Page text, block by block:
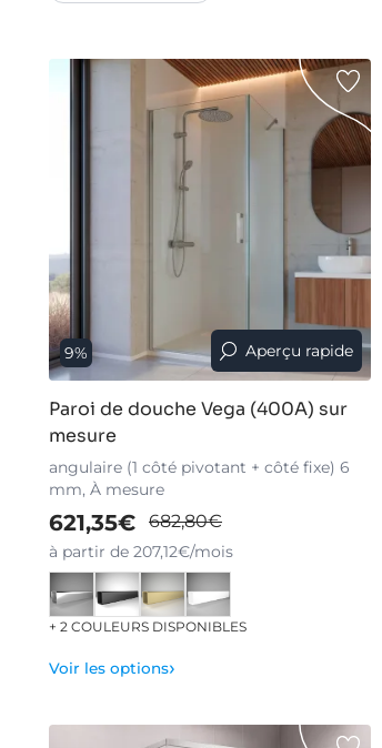
9% Aperçu rapide
Paroi de douche Vega (400A) sur
mesure
angulaire (1 côté pivotant + côté fixe) 6
mm, À mesure
621,35€ 682,80€
à partir de 207,12€/mois
+ 2 COULEURS DISPONIBLES
Voir les options›